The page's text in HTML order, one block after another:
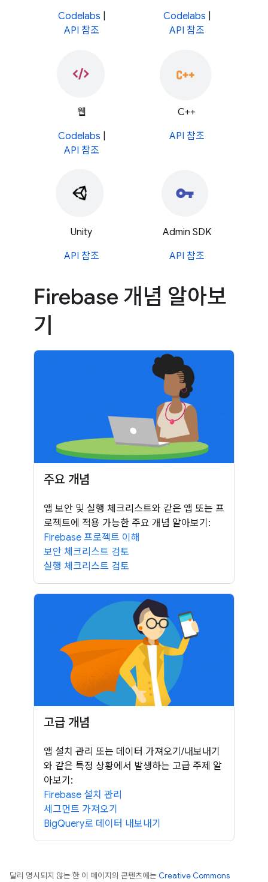
Codelabs
API 참조
Codelabs
API 참조
웹
Codelabs
API 참조
C++
API 참조
Unity
API 참조
Admin SDK
API 참조
Firebase 개념 알아보
기
주요 개념
앱 보안 및 실행 체크리스트와 같은 앱 또는 프
로젝트에 적용 가능한 주요 개념 알아보기:
Firebase 프로젝트 이해
보안 체크리스트 검토
실행 체크리스트 검토
고급 개념
앱 설치 관리 또는 데이터 가져오기/내보내기
와 같은 특정 상황에서 발생하는 고급 주제 알
아보기:
Firebase 설치 관리
세그먼트 가져오기
BigQuery로 데이터 내보내기
달리 명시되지 않는 한 이 페이지의 콘텐츠에는 Creative Commons